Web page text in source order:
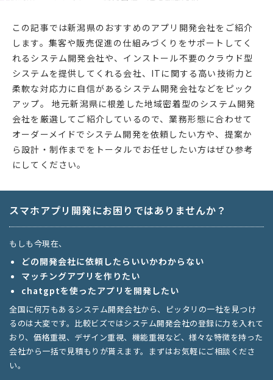
この記事では新潟県のおすすめのアプリ開発会社をご紹介
します。集客や販売促進の仕組みづくりをサポートしてく
れるシステム開発会社や、インストール不要のクラウド型
システムを提供してくれる会社、ITに関する高い技術力と
柔軟な対応力に自信があるシステム開発会社などをピック
アップ。 地元新潟県に根差した地域密着型のシステム開発
会社を厳選してご紹介しているので、業務形態に合わせて
オーダーメイドでシステム開発を依頼したい方や、提案か
ら設計・制作までをトータルでお任せしたい方はぜひ参考
にしてください。
スマホアプリ開発にお困りではありませんか？
もしも今現在、
どの開発会社に依頼したらいいかわからない
マッチングアプリを作りたい
chatgptを使ったアプリを開発したい
全国に何万もあるシステム開発会社から、ピッタリの一社を見つけ
るのは大変です。比較ビズではシステム開発会社の登録に力を入れて
おり、価格重視、デザイン重視、機能重視など、様々な特徴を持った
会社から一括で見積もりが貰えます。まずはお気軽にご相談くださ
い。